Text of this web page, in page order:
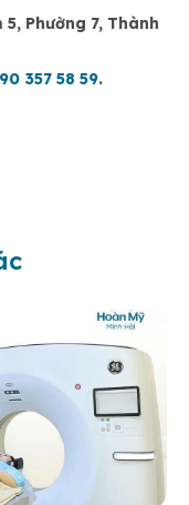
Phường 7, Thành
357 58 59.